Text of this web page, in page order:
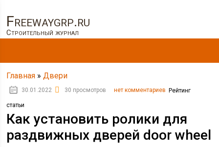
Freewaygrp.ru
Строительный журнал
Главная »Двери
30.01.2022 30 просмотров нет комментариев Рейтинг
статьи
Как установить ролики для
раздвижных дверей door wheel